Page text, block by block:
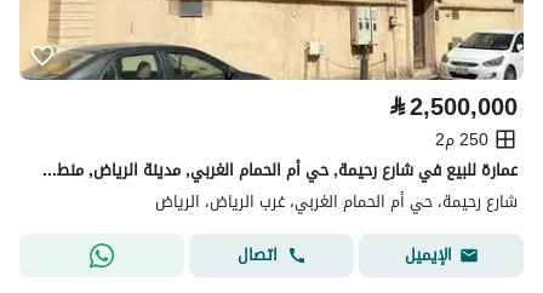
⃁2,500,000
250 م2
عمارة للبيع في شارع رحيمة, حي أم الحمام الغربي, مدينة الرياض, منطقة الرياض
شارع رحيمة، حي أم الحمام الغربي، غرب الرياض، الرياض
الإيميل
اتصال